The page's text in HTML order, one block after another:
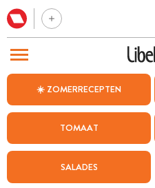
☀️ ZOMERRECEPTEN
TOMAAT
SALADES
BEZOEK ONZE ANDERE WEBSITES
WEEKMENU
CHAT MET MAIA